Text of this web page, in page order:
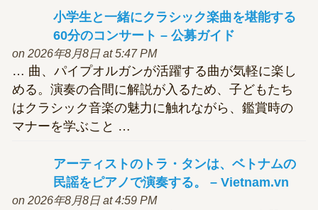
小学生と一緒にクラシック楽曲を堪能する
60分のコンサート – 公募ガイド
on 2026年8月8日 at 5:47 PM
… 曲、パイプオルガンが活躍する曲が気軽に楽し
める。演奏の合間に解説が入るため、子どもたち
はクラシック音楽の魅力に触れながら、鑑賞時の
マナーを学ぶこと …
アーティストのトラ・タンは、ベトナムの
民謡をピアノで演奏する。 – Vietnam.vn
on 2026年8月8日 at 4:59 PM